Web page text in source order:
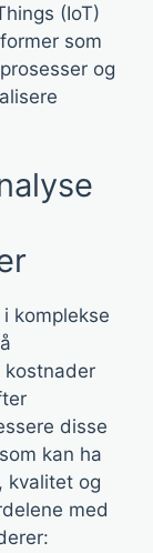
(IoT)
som
og
komplekse
disse
kan ha
kvalitet og
med